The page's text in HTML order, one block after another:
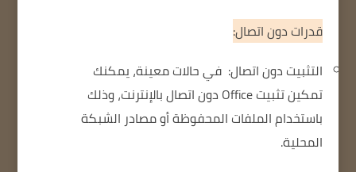
قدرات دون اتصال:
التثبيت دون اتصال: في حالات معينة، يمكنك
تمكين تثبيت Office دون اتصال بالإنترنت، وذلك
باستخدام الملفات المحفوظة أو مصادر الشبكة
المحلية.